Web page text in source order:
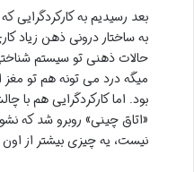
بعد رسیدیم به کارکردگرایی
به ساختار درونی ذهن زیاد
حالات ذهنی تو سیستم
میگه درد می تونه هم تو
بود. اما کارکردگرایی هم با
«اتاق چینی» روبرو شد که
نیست، یه چیزی بیشتر از